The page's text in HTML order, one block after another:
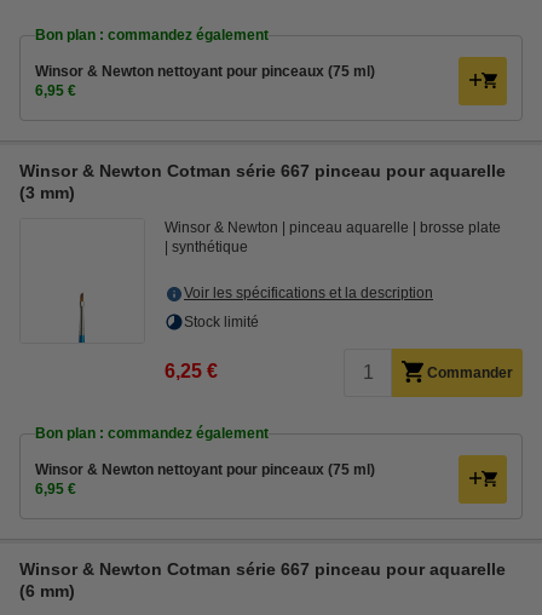
Bon plan : commandez également
Winsor & Newton nettoyant pour pinceaux (75 ml)
6,95 €
Winsor & Newton Cotman série 667 pinceau pour aquarelle
(3 mm)
Winsor & Newton pinceau aquarelle
brosse plate
synthétique
Voir les spécifications et la description
Stock limité
6,25 € Commander
Bon plan : commandez également
Winsor & Newton nettoyant pour pinceaux (75 ml)
6,95 €
Winsor & Newton Cotman série 667 pinceau pour aquarelle
(6 mm)